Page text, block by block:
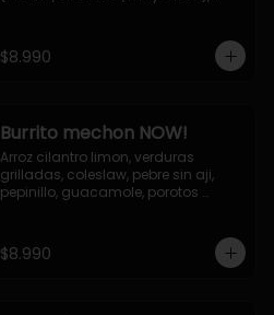
$8.990
Burrito mechon NOW!
Arroz cilantro limon, verduras
grilladas, coleslaw, pebre sin aji,
pepinillo, guacamole, porotos
$8.990